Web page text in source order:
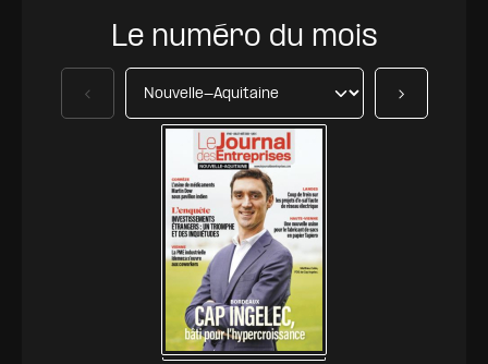
Le numéro du mois
Précédent Suivant